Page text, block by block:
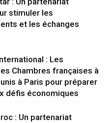
stimuler les
et les échanges
: Les
Chambres françaises à
à Paris pour préparer
défis économiques
: Un partenariat